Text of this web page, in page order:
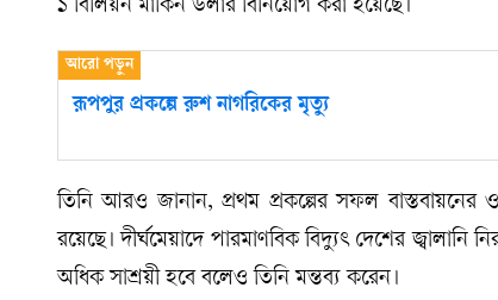
১ বিলিয়ন মার্কিন ডলার বিনিয়োগ করা হয়েছে।
রূপপুর প্রকল্পে রুশ নাগরিকের মৃত্যু
তিনি আরও জানান, প্রথম প্রকল্পের সফল
রয়েছে। দীর্ঘমেয়াদে পারমাণবিক বিদ্যুৎ দেশের জ্বালানি
অধিক সাশ্রয়ী হবে বলেও তিনি মন্তব্য করেন।